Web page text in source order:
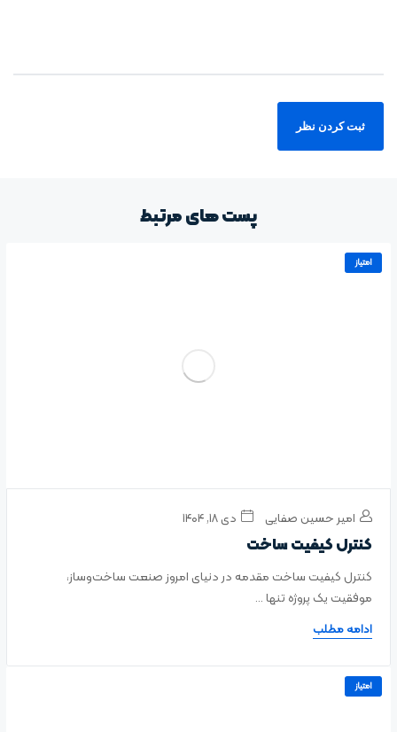
پست های مرتبط
امتیاز
امیر حسین صفایی دی ۱۸, ۱۴۰۴
کنترل کیفیت ساخت
کنترل کیفیت ساخت مقدمه در دنیای امروز صنعت ساخت‌وساز،
موفقیت یک پروژه تنها ...
ادامه مطلب
امتیاز